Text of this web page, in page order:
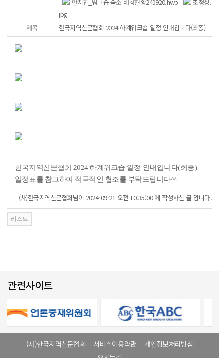
한지협_워크숍 숙소 배정현황240920.hwp
초청장.
jpg
제목
한국지역신문협회 2024 하계워크숍 일정 안내입니다(최종)
한국지역신문협회 2024 하계워크숍 일정 안내입니다(최종)
일정표를 참고하여 적극적인 협조를 부탁드립니다^^
(사)한국지역신문협회님이 2024-09-21 오전 10:35:00 에 작성하신 글 입니다.
관련사이트
(사)한국지역신문협회 서비스이용약관
개인정보처리방침